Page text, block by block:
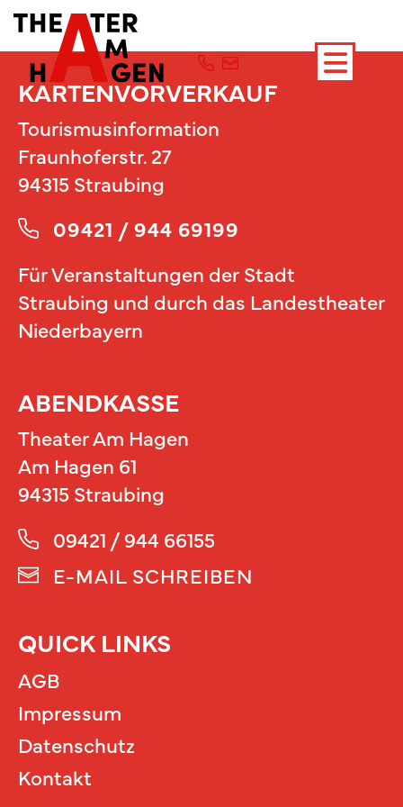
KARTENVORVERKAUF
Tourismusinformation
Fraunhoferstr. 27
94315 Straubing
09421 / 944 69199
Für Veranstaltungen der Stadt
Straubing und durch das Landestheater
Niederbayern
ABENDKASSE
Theater Am Hagen
Am Hagen 61
94315 Straubing
09421 / 944 66155
E-MAIL SCHREIBEN
QUICK LINKS
AGB
Impressum
Datenschutz
Kontakt